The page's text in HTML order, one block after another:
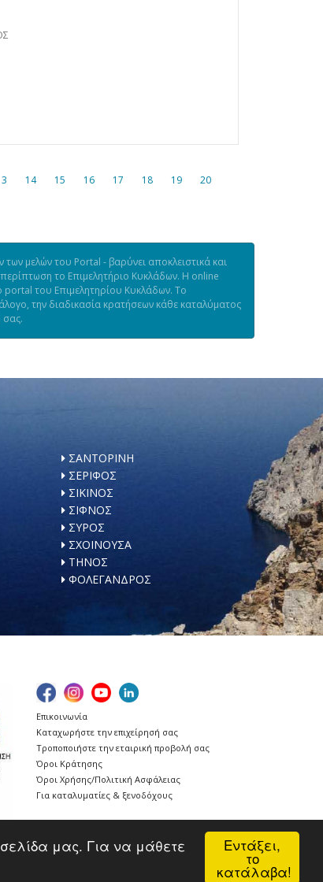
Εντάξει,
το
κατάλαβα!
μας. Για να μάθετε
14 15 16 17 18 19
20
μελών του Portal - βαρύνει αποκλειστικά και
το Επιμελητήριο Κυκλάδων. Η online
portal του Επιμελητηρίου Κυκλάδων. Το
την διαδικασία κρατήσεων κάθε καταλύματος
σας.
ΣΑΝΤΟΡΙΝΗ
ΣΕΡΙΦΟΣ
ΣΙΚΙΝΟΣ
ΣΙΦΝΟΣ
ΣΥΡΟΣ
ΣΧΟΙΝΟΥΣΑ
ΤΗΝΟΣ
ΦΟΛΕΓΑΝΔΡΟΣ
Επικοινωνία
Καταχωρήστε την επιχείρησή σας
Τροποποιήστε την εταιρική προβολή σας
Όροι Κράτησης
Όροι Χρήσης/Πολιτική Ασφάλειας
Για καταλυματίες & ξενοδόχους